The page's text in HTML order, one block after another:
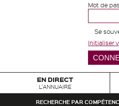
Mot de
Se
Initialiser
EN DIRECT
L'ANNUAIRE
RECHERCHE PAR